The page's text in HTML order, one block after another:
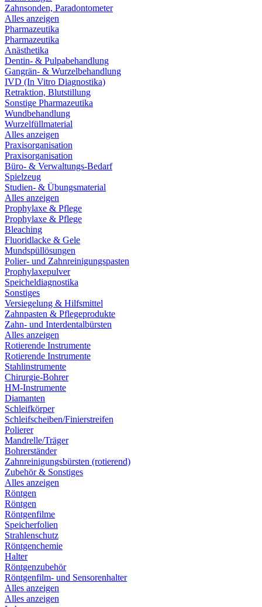
Zahnsonden, Paradontometer
Alles anzeigen
Pharmazeutika
Pharmazeutika
Anästhetika
Dentin- & Pulpabehandlung
Gangrän- & Wurzelbehandlung
IVD (In Vitro Diagnostika)
Retraktion, Blutstillung
Sonstige Pharmazeutika
Wundbehandlung
Wurzelfüllmaterial
Alles anzeigen
Praxisorganisation
Praxisorganisation
Büro- & Verwaltungs-Bedarf
Spielzeug
Studien- & Übungsmaterial
Alles anzeigen
Prophylaxe & Pflege
Prophylaxe & Pflege
Bleaching
Fluoridlacke & Gele
Mundspüllösungen
Polier- und Zahnreinigungspasten
Prophylaxepulver
Speicheldiagnostika
Sonstiges
Versiegelung & Hilfsmittel
Zahnpasten & Pflegeprodukte
Zahn- und Interdentalbürsten
Alles anzeigen
Rotierende Instrumente
Rotierende Instrumente
Stahlinstrumente
Chirurgie-Bohrer
HM-Instrumente
Diamanten
Schleifkörper
Schleifscheiben/Finierstreifen
Polierer
Mandrelle/Träger
Bohrerständer
Zahnreinigungsbürsten (rotierend)
Zubehör & Sonstiges
Alles anzeigen
Röntgen
Röntgen
Röntgenfilme
Speicherfolien
Strahlenschutz
Röntgenchemie
Halter
Röntgenzubehör
Röntgenfilm- und Sensorenhalter
Alles anzeigen
Alles anzeigen